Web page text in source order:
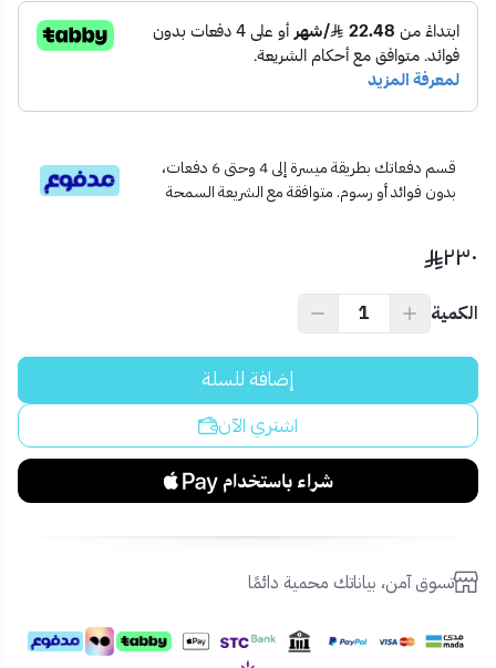
🏡 الاستخدام المثالي:
حفلات الأعراس، الأعياد، والفعاليات الليلية
تزيين الحدائق، الأسوار، أو غرف الأطفال
واجهات المحلات، المقاهي أو مداخل البيوت
لأفضل تأثير بصري، قم بتركيب اللي حول النوافذ أو الممرات، مع إطفاء
الإنارة البيضاء الأخرى لتركز الألوان وتظهر بشكل أكثر سحرًا.
قسم دفعاتك بطريقة ميسرة إلى 4 وحتى 6 دفعات،
بدون فوائد أو رسوم. متوافقة مع الشريعة السمحة
٢٣٠
الكمية
إضافة للسلة
اشتري الآن
تسوق آمن، بياناتك محمية دائمًا